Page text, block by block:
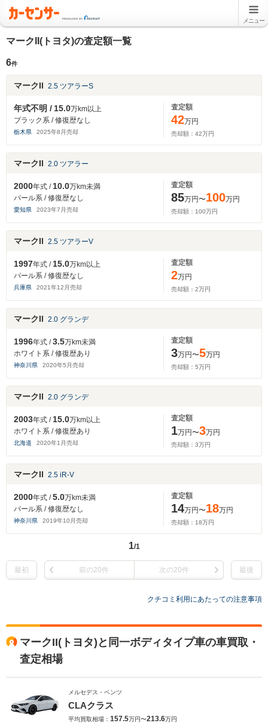
メニュー
マークII(トヨタ)の査定額一覧
6件
マークII 2.5 ツアラーS
年式不明 / 15.0万km以上
ブラック系 / 修復歴なし
栃木県 2025年8 月売却
査定額
42万円
売却額： 42万円
マークII 2.0 ツアラー
2000年式 / 10.0万km未満
パール系 / 修復歴なし
愛知県 2023年7 月売却
査定額
85万円〜100万円
売却額： 100万円
マークII 2.5 ツアラーV
1997年式 / 15.0万km以上
パール系 / 修復歴なし
兵庫県 2021年12 月売却
査定額
2万円
売却額： 2万円
マークII 2.0 グランデ
1996年式 /3.5万km未満
ホワイト系 / 修復歴あり
神奈川県 2020年5 月売却
査定額
3万円〜5万円
売却額： 5万円
マークII 2.0 グランデ
2003年式 / 15.0万km以上
ホワイト系 / 修復歴あり
北海道 2020年1 月売却
査定額
1万円〜3万円
売却額： 3万円
マークII 2.5 iR-V
2000年式 /5.0万km未満
パール系 / 修復歴なし
神奈川県 2019年10 月売却
査定額
14万円〜18万円
売却額： 18万円
1/1
最初 前の20件 次の20件 最後
クチコミ利用にあたっての注意事項
マークII(トヨタ)と同一ボディタイプ車の車買取・
査定相場
メルセデス・ベンツ
CLAクラス
平均買取相場： 157.5万円〜213.6万円